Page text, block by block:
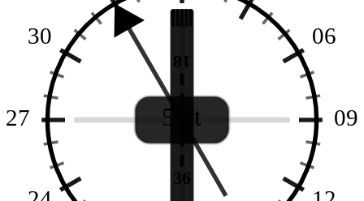
06
09
27
30
36
18
5 kt